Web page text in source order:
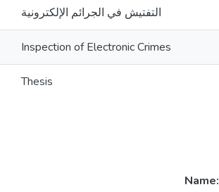
التفتيش في الجرائم الإلكترونية
Inspection of Electronic Crimes
Thesis
Name: